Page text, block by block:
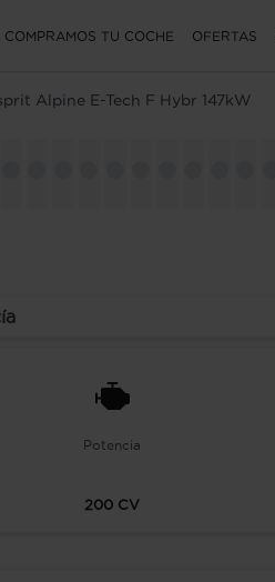
COMPRAMOS TU COCHE OFERTAS
Alpine E-Tech F Hybr 147kW
Potencia
200 CV